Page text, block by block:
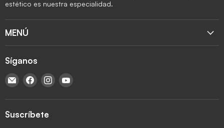
estético es nuestra especialidad.
MENÚ
Síganos
Encuéntrenos en Correo electrónico
Encuéntrenos en Facebook
Encuéntrenos en Instagram
Suscríbete